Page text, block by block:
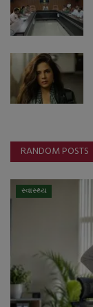
RANDOM POSTS
સ્વાસ્થ્ય